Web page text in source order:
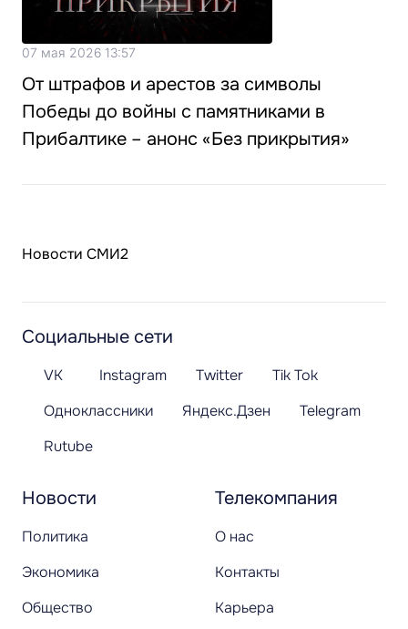
07 мая 2026 13:57
От штрафов и арестов за символы
Победы до войны с памятниками в
Прибалтике – анонс «Без прикрытия»
Новости СМИ2
Новости
Политика
Экономика
Общество
Телекомпания
О нас
Контакты
Карьера
Социальные сети
VK Instagram Twitter
Tik Tok
Одноклассники
Яндекс.Дзен
Telegram
Rutube